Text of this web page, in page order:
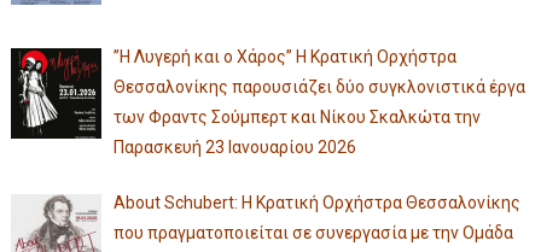
”Η Λυγερή και ο Χάρος” Η Κρατική Ορχήστρα
Θεσσαλονίκης παρουσιάζει δύο συγκλονιστικά έργα
των Φραντς Σούμπερτ και Νίκου Σκαλκώτα την
Παρασκευή 23 Ιανουαρίου 2026
About Schubert: Η Κρατική Ορχήστρα Θεσσαλονίκης
που πραγματοποιείται σε συνεργασία με την Ομάδα